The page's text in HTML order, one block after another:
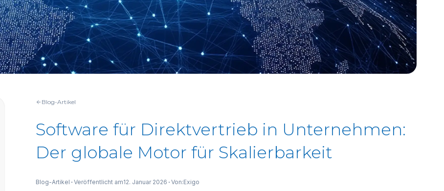
Blog-Artikel
Software für Direktvertrieb in Unternehmen:
Der globale Motor für Skalierbarkeit
Blog-Artikel Veröffentlicht am12. Januar 2026 Von:Exigo